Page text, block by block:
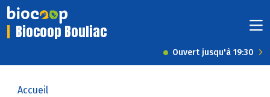
Biocoop Bouliac
Ouvert jusqu'à 19:30
Accueil